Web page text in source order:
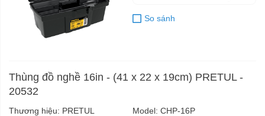
So sánh
Thùng đồ nghề 16in - (41 x 22 x 19cm) PRETUL -
20532
Thương hiệu: PRETUL Model: CHP-16P